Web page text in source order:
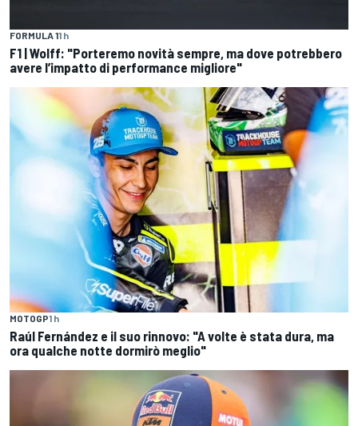
FORMULA 11 h
F1 | Wolff: "Porteremo novità sempre, ma dove potrebbero
avere l’impatto di performance migliore"
MOTOGP1 h
Raúl Fernández e il suo rinnovo: "A volte è stata dura, ma
ora qualche notte dormirò meglio"